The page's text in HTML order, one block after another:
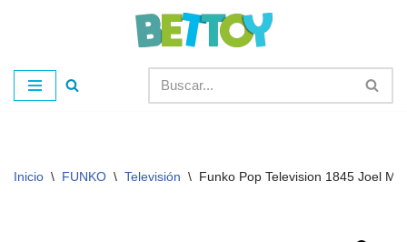
al
contenido
Inicio \ FUNKO \ Televisión \ Funko Pop Television 1845 Joel